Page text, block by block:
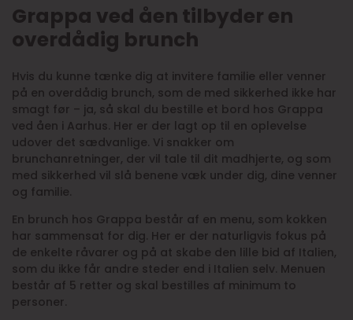
Grappa ved åen tilbyder en
overdådig brunch
Hvis du kunne tænke dig at invitere familie eller venner
på en overdådig brunch, som de med sikkerhed ikke har
smagt før – ja, så skal du bestille et bord hos Grappa
ved åen i Aarhus. Her er der lagt op til en oplevelse
udover det sædvanlige. Vi snakker om
brunchanretninger, der vil tale til dit madhjerte, og som
med sikkerhed vil slå benene væk under dig, dine venner
og familie.
En brunch hos Grappa består af en menu, som kokken
har sammensat for dig. Her er der naturligvis fokus på
de enkelte råvarer og på at skabe den lille bid af Italien,
som du ikke får andre steder end i Italien selv. Menuen
består af 5 retter og skal bestilles af minimum to
personer.